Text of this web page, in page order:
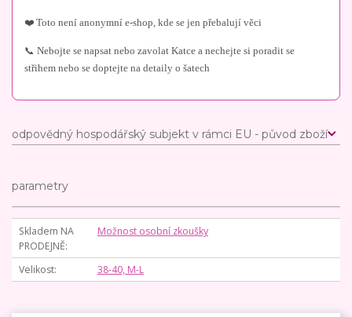
❤️ Toto není anonymní e-shop, kde se jen přebalují věci
📞 Nebojte se napsat nebo zavolat Katce a nechejte si poradit se
střihem nebo se doptejte na detaily o šatech
odpovědný hospodářský subjekt v rámci EU - původ zboží
parametry
Skladem NA
PRODEJNĚ
Možnost osobní zkoušky
Velikost 38-40, M-L